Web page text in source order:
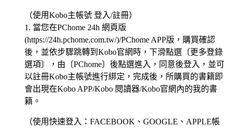
（使用Kobo主帳號 登入/註冊）
1. 當您在PChome 24h 網頁版
(https://24h.pchome.com.tw/)/PChome APP版，購買確認
後，並依步驟跳轉到Kobo官網時，下滑點選〔更多登錄
選項〕，由〔PChome〕後點選進入，同意後登入，並可
以註冊Kobo主帳號進行綁定，完成後，所購買的書籍即
會出現在Kobo APP/Kobo 閱讀器/Kobo官網內的我的書
籍。
（使用快速登入：FACEBOOK、GOOGLE、APPLE帳